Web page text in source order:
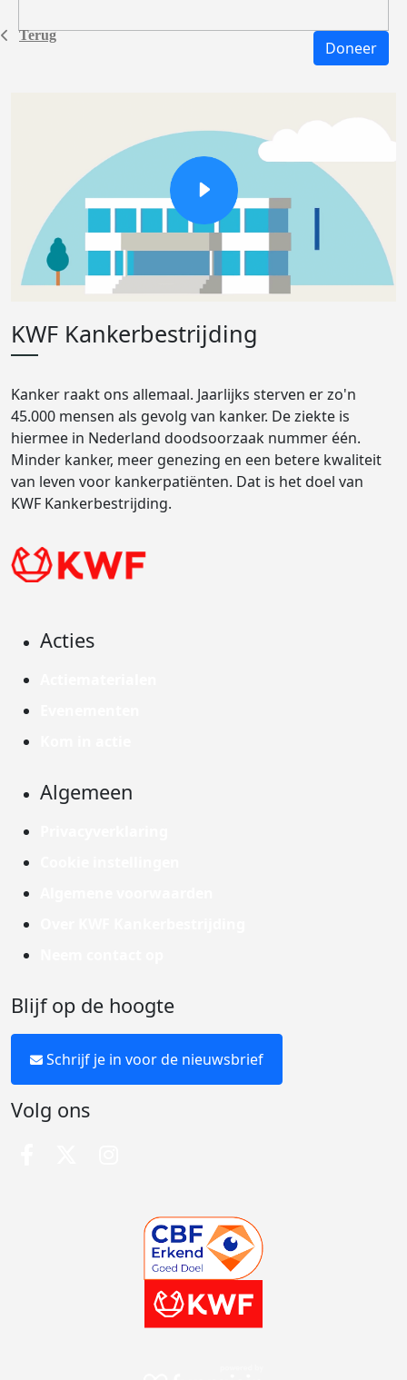
Terug
Doneer
KWF Kankerbestrijding
Kanker raakt ons allemaal. Jaarlijks sterven er zo'n
45.000 mensen als gevolg van kanker. De ziekte is
hiermee in Nederland doodsoorzaak nummer één.
Minder kanker, meer genezing en een betere kwaliteit
van leven voor kankerpatiënten. Dat is het doel van
KWF Kankerbestrijding.
Acties
Algemeen
Blijf op de hoogte
Schrijf je in voor de nieuwsbrief
Volg ons